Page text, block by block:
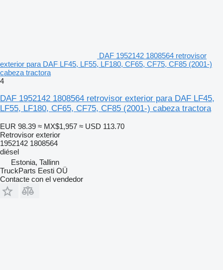
DAF 1952142 1808564 retrovisor
exterior para DAF LF45, LF55, LF180, CF65, CF75, CF85 (2001-)
cabeza tractora
4
DAF 1952142 1808564 retrovisor exterior para DAF LF45,
LF55, LF180, CF65, CF75, CF85 (2001-) cabeza tractora
EUR 98.39 ≈ MX$1,957 ≈ USD 113.70
Retrovisor exterior
1952142 1808564
diésel
Estonia, Tallinn
TruckParts Eesti OÜ
Contacte con el vendedor